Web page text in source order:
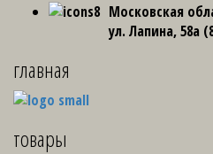
Московская
ул. Лапина, 58а
главная
товары